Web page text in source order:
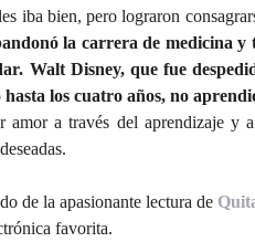
iba bien, pero lograron
la carrera de medicina
Walt Disney, que fue
los cuatro años, no
amor a través del aprendizaje y
de la apasionante lectura de
favorita.